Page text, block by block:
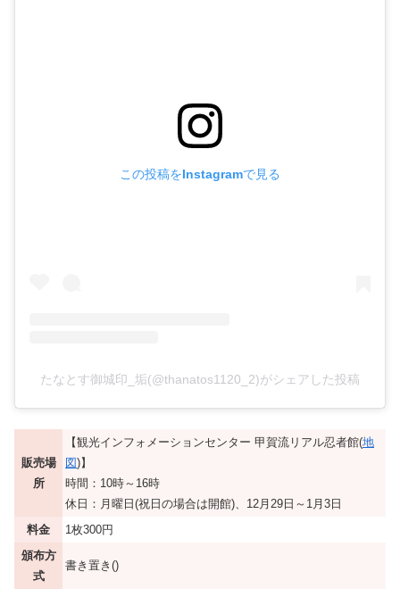
この投稿をInstagramで見る
たなとす御城印_垢(@thanatos1120_2)がシェアした投稿
販売場
所
【観光インフォメーションセンター 甲賀流リアル忍者館(地
図)】
時間：10時～16時
休日：月曜日(祝日の場合は開館)、12月29日～1月3日
料金
1枚300円
頒布方
式
書き置き()